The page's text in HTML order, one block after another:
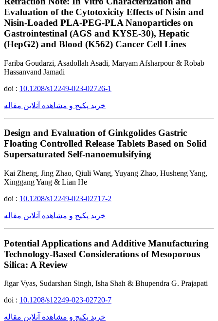
Evaluation of the Cytotoxicity Effects of Nisin and
Nisin-Loaded PLA-PEG-PLA Nanoparticles on
Gastrointestinal (AGS and KYSE-30), Hepatic
(HepG2) and Blood (K562) Cancer Cell Lines
Fariba Goudarzi, Asadollah Asadi, Maryam Afsharpour & Robab
Hassanvand Jamadi
doi : 10.1208/s12249-023-02726-1
خرید پکیج و مشاهده آنلاین مقاله
Design and Evaluation of Ginkgolides Gastric
Floating Controlled Release Tablets Based on Solid
Supersaturated Self-nanoemulsifying
Kai Zheng, Jing Zhao, Qiuli Wang, Yuyang Zhao, Husheng Yang,
Xinggang Yang & Lian He
doi : 10.1208/s12249-023-02717-2
خرید پکیج و مشاهده آنلاین مقاله
Potential Applications and Additive Manufacturing
Technology-Based Considerations of Mesoporous
Silica: A Review
Jigar Vyas, Sudarshan Singh, Isha Shah & Bhupendra G. Prajapati
doi : 10.1208/s12249-023-02720-7
خرید پکیج و مشاهده آنلاین مقاله